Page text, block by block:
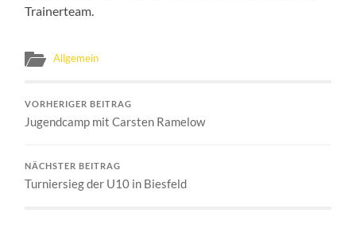
Trainerteam.
Allgemein
VORHERIGER BEITRAG
Jugendcamp mit Carsten Ramelow
NÄCHSTER BEITRAG
Turniersieg der U10 in Biesfeld